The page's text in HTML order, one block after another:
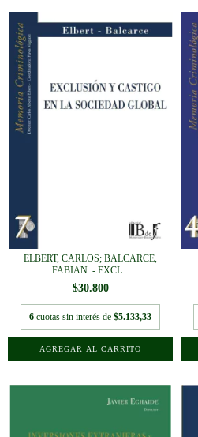
ELBERT, CARLOS; BALCARCE,
FABIAN. - EXCL...
$30.800
6 cuotas sin interés de $5.133,33